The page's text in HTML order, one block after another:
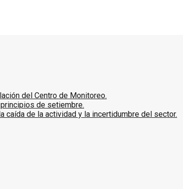
del Centro de Monitoreo.
de setiembre.
caída de la actividad y la incertidumbre del sector.